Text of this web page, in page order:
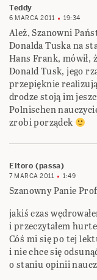
Teddy
6 MARCA 2011 19:34
Ależ, Szanowni
Donalda Tuska na
Hans Frank, mówił,
Donald Tusk, jego
przepięknie
drodze stoją im
Polnischen
zrobi porządek
Eltoro (passa)
7 MARCA 2011 1:49
Szanowny Panie
jakiś czas
i przeczytałem
Cóś mi się po tej
i nie chce się
o staniu opinii